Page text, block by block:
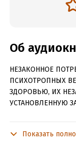
Об
НЕЗАКОННОЕ
ПСИХОТРОПНЫХ
ЗДОРОВЬЮ, ИХ
УСТАНОВЛЕННУЮ
смыслом моей
Показать